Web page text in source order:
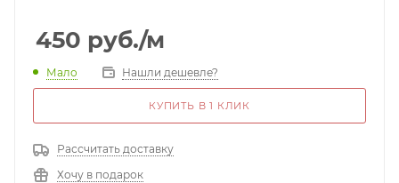
450 руб./м
Мало Нашли дешевле?
КУПИТЬ В 1 КЛИК
Рассчитать доставку
Хочу в подарок